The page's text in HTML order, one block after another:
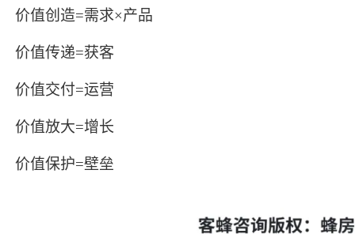
价值创造=需求×产品
价值传递=获客
价值交付=运营
价值放大=增长
价值保护=壁垒